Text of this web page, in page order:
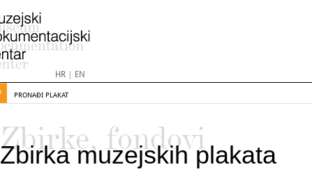
HR| EN
PRONAĐI PLAKAT
Zbirke, fondovi
Zbirka muzejskih plakata